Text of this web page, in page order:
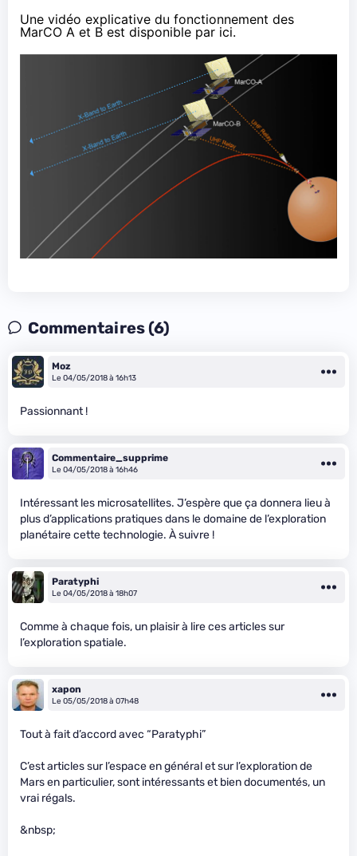
Une vidéo explicative du fonctionnement des
MarCO A et B est disponible par ici.
Commentaires (6)
Moz
Le 04/05/2018 à 16h13
Passionnant !
Commentaire_supprime
Le 04/05/2018 à 16h46
Intéressant les microsatellites. J’espère que ça donnera lieu à
plus d’applications pratiques dans le domaine de l’exploration
planétaire cette technologie. À suivre !
Paratyphi
Le 04/05/2018 à 18h07
Comme à chaque fois, un plaisir à lire ces articles sur
l’exploration spatiale.
xapon
Le 05/05/2018 à 07h48
Tout à fait d’accord avec “Paratyphi”
C’est articles sur l’espace en général et sur l’exploration de
Mars en particulier, sont intéressants et bien documentés, un
vrai régals.
&nbsp;